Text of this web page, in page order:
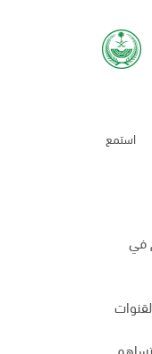
استمع
في